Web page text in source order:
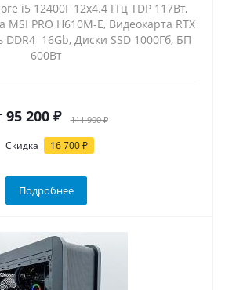
i5 12400F 12x4.4 ГГц TDP 117Вт,
PRO H610M-E, Видеокарта RTX
DDR4 16Gb, Диски SSD 1000Гб, БП
600Вт
95 200 ₽ 111 900 ₽
Скидка 16 700 ₽
Подробнее